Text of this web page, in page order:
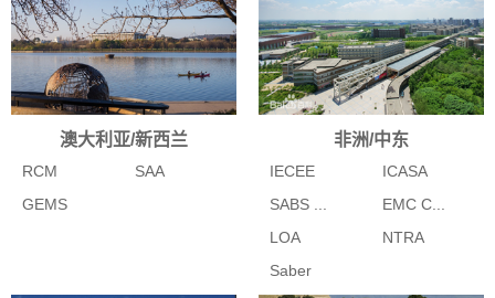
澳大利亚/新西兰
RCM
SAA
GEMS
非洲/中东
IECEE
ICASA
SABS ...
EMC C...
LOA
NTRA
Saber